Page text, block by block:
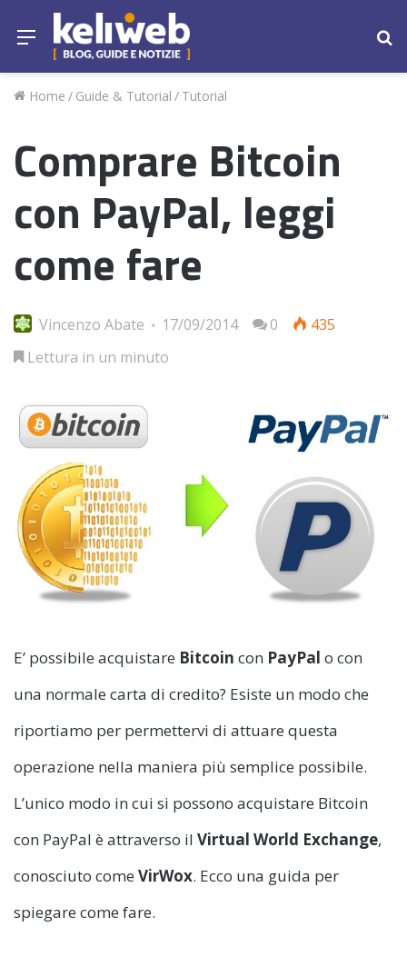
Menu
Home / Guide & Tutorial / Tutorial
Comprare Bitcoin
con PayPal, leggi
come fare
Vincenzo Abate 17/09/2014 0
435
Lettura in un minuto
E’ possibile acquistare Bitcoin con PayPal o con
una normale carta di credito? Esiste un modo che
riportiamo per permettervi di attuare questa
operazione nella maniera più semplice possibile.
L’unico modo in cui si possono acquistare Bitcoin
con PayPal è attraverso il Virtual World Exchange,
conosciuto come VirWox. Ecco una guida per
spiegare come fare.